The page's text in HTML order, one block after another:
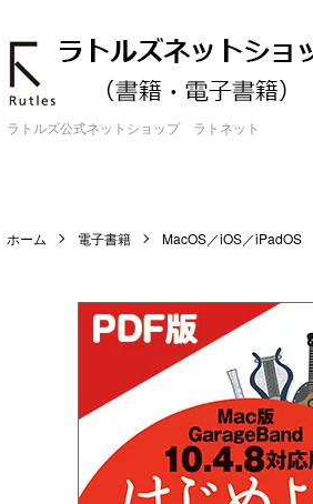
ラトルズ公式ネットショップ ラトネット
ホーム 電子書籍 MacOS／iOS／iPadOS